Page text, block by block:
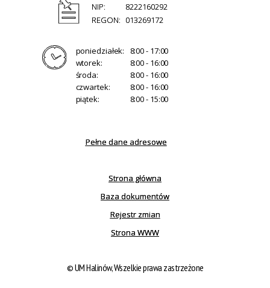
NIP:
8222160292
REGON: 013269172
poniedziałek:
8:00 - 17:00
wtorek:
8:00 - 16:00
środa:
8:00 - 16:00
czwartek:
8:00 - 16:00
piątek:
8:00 - 15:00
Pełne dane adresowe
Strona główna
Baza dokumentów
Rejestr zmian
Strona WWW
© UM Halinów, Wszelkie prawa zastrzeżone